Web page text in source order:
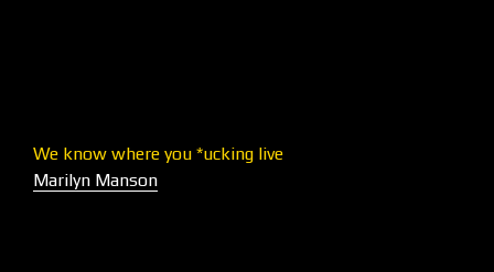
We know where you *ucking live
Marilyn Manson